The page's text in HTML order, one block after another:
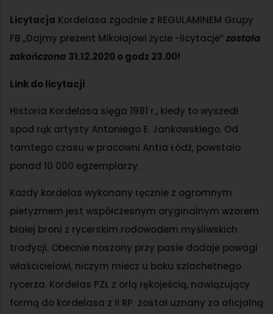
Licytacja Kordelasa zgodnie z REGULAMINEM Grupy
FB „Dajmy prezent Mikołajowi życie -licytacje”została
zakończona 31.12.2020 o godz 23.00!
Link do licytacji
Historia Kordelasa sięga 1981 r., kiedy to wyszedł
spod rąk artysty Antoniego E. Jankowskiego. Od
tamtego czasu w pracowni Antia Łódź, powstało
ponad 10 000 egzemplarzy.
Każdy kordelas wykonany ręcznie z ogromnym
pietyzmem jest współczesnym oryginalnym wzorem
białej broni z rycerskim rodowodem myśliwskich
tradycji. Obecnie noszony przy pasie dodaje powagi
właścicielowi, niczym miecz u boku szlachetnego
rycerza. Kordelas PZŁ z orlą rękojeścią, nawiązujący
formą do kordelasa z II RP został uznany za oficjalną